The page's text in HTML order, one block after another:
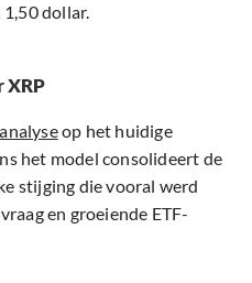
dollar.
XRP
op het huidige
het model consolideert de
stijging die vooral werd
en groeiende ETF-